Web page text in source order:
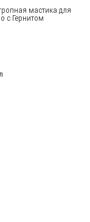
мастика для
с Гернитом